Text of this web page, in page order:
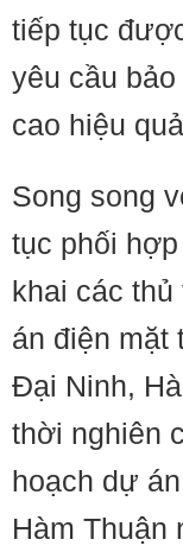
tiếp tục
yêu cầu
cao hiệu
Song song
tục phối
khai các
án điện mặt
Đại Ninh,
thời nghiên
hoạch dự
Hàm Thuận